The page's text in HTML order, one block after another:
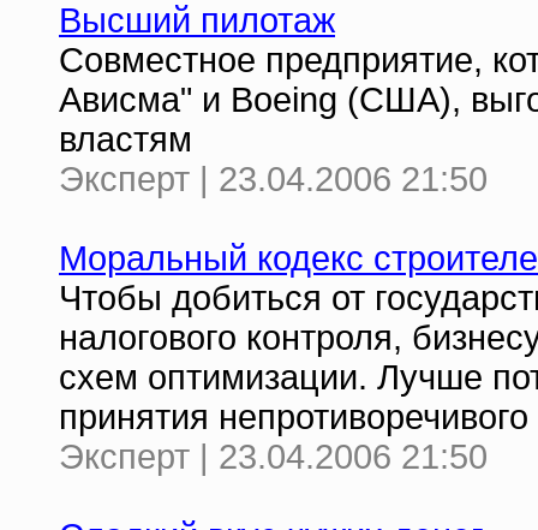
Высший пилотаж
Совместное предприятие,
Ависма" и Boeing (США),
властям
Эксперт | 23.04.2006 21:50
Моральный кодекс
Чтобы добиться от
налогового контроля,
схем оптимизации. Лучше
принятия
Эксперт | 23.04.2006 21:50